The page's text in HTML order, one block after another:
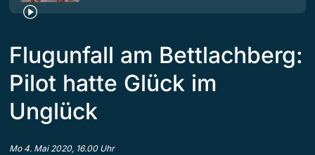
Flugunfall am Bettlachberg:
Pilot hatte Glück im
Unglück
Mo 4. Mai 2020, 16.00 Uhr